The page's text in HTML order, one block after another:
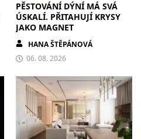
PĚSTOVÁNÍ DÝNÍ MÁ SVÁ
ÚSKALÍ. PŘITAHUJÍ KRYSY
JAKO MAGNET
HANA ŠTĚPÁNOVÁ
06. 08. 2026